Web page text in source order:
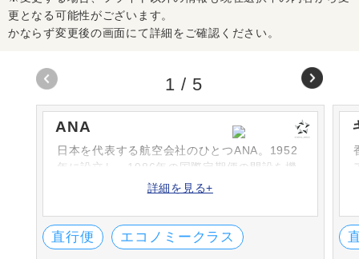
更となる可能性がございます。
かならず変更後の画面にて詳細をご確認ください。
ANA
日本を代表する航空会社のひとつANA。1952
年に設立し、1986年の国際定期便の開設を機
に次々と路線を増やしています。シートや機
SKYTRAX社における「ワールド・エアライ
ン・スター・レーディング」の5-STARに何度
も選出されています。
詳細を見る+
直行便 エコノミークラス
1 / 5